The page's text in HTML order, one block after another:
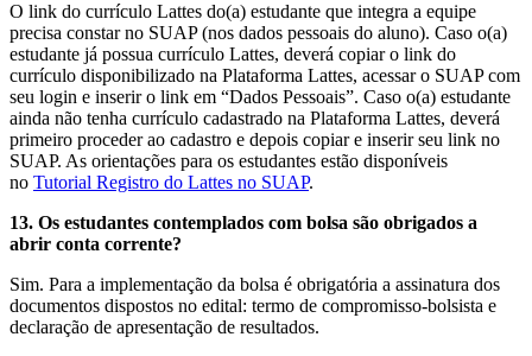
O link do currículo Lattes do(a) estudante que integra a equipe
precisa constar no SUAP (nos dados pessoais do aluno). Caso o(a)
estudante já possua currículo Lattes, deverá copiar o link do
currículo disponibilizado na Plataforma Lattes, acessar o SUAP com
seu login e inserir o link em “Dados Pessoais”. Caso o(a) estudante
ainda não tenha currículo cadastrado na Plataforma Lattes, deverá
primeiro proceder ao cadastro e depois copiar e inserir seu link no
SUAP. As orientações para os estudantes estão disponíveis
no Tutorial Registro do Lattes no SUAP.
13. Os estudantes contemplados com bolsa são obrigados a
abrir conta corrente?
Sim. Para a implementação da bolsa é obrigatória a assinatura dos
documentos dispostos no edital: termo de compromisso-bolsista e
declaração de apresentação de resultados.